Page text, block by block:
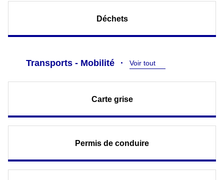
Déchets
Transports - Mobilité Voir tout
Carte grise
Permis de conduire